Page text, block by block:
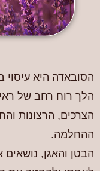
הסובאדה היא
הלך רוח רחב של
הצרכים, הרצונות
ההחלמה.
הבטן והאגן,